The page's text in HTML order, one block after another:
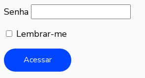
Senha
Lembrar-me